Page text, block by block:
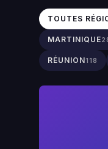
TOUTES
MARTINIQUE
RÉUNION118